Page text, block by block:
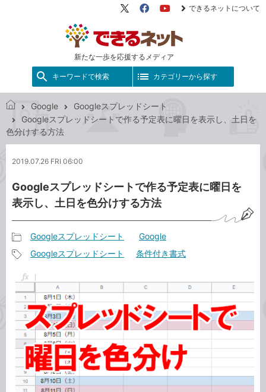
新たな一歩を応援するメディア
X（旧
FacebookYouTube
できるネットについて
キーワードで検索 カテゴリーから探す
で
き
ッ
Google
Googleスプレッドシート
Googleスプレッドシートで作る予定表に曜日を表示し、土日を
色分けする方法
2019.07.26 FRI 06:00
Googleスプレッドシートで作る予定表に曜日を
表示し、土日を色分けする方法
事
カ
テ
ゴ
リ
Googleスプレッドシート Google
事
タ
グ
Googleスプレッドシート 条件付き書式